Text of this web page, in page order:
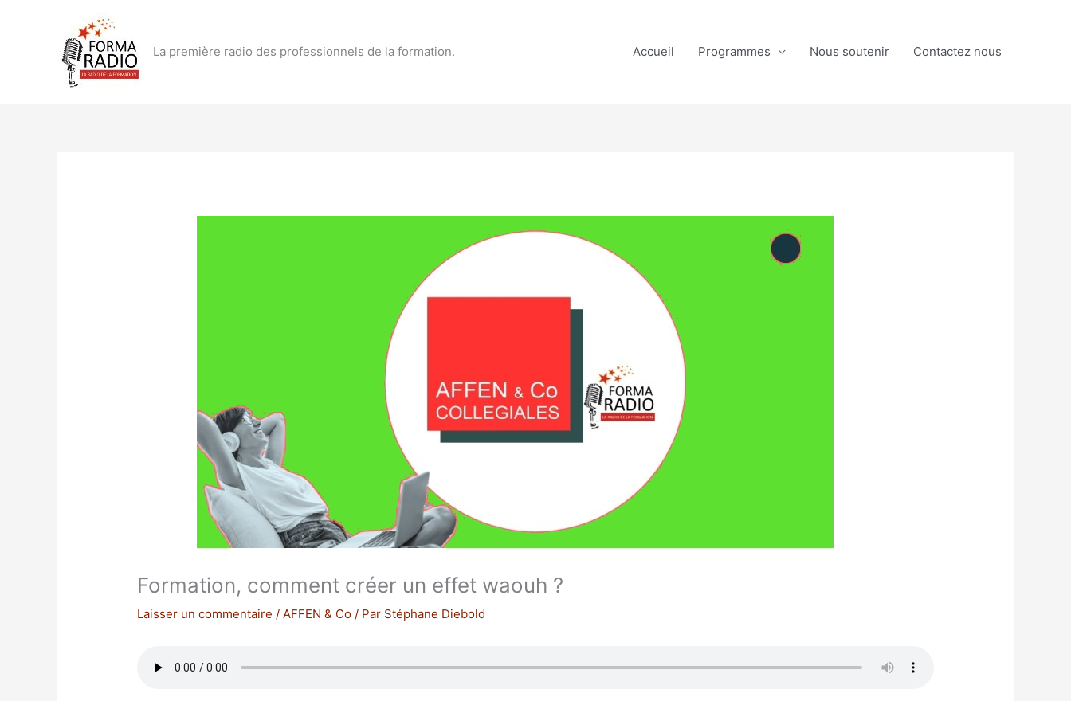
La première radio des professionnels de la formation. Accueil Programmes Nous soutenir Contactez nous
Formation, comment créer un effet waouh ?
Laisser un commentaire /AFFEN & Co / Par Stéphane Diebold